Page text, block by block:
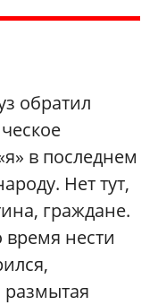
обратил
в последнем
Нет тут,
граждане.
время нести
размытая